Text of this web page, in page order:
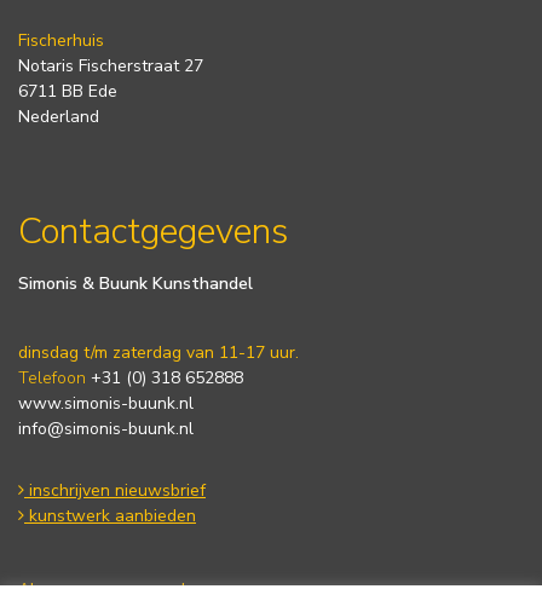
Fischerhuis
Notaris Fischerstraat 27
6711 BB Ede
Nederland
Contactgegevens
Simonis & Buunk Kunsthandel
dinsdag t/m zaterdag van 11-17 uur.
Telefoon +31 (0) 318 652888
www.simonis-buunk.nl
info@simonis-buunk.nl
inschrijven nieuwsbrief
kunstwerk aanbieden